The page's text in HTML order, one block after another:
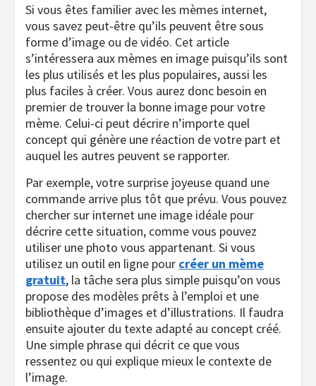
Si vous êtes familier avec les mèmes internet,
vous savez peut-être qu’ils peuvent être sous
forme d’image ou de vidéo. Cet article
s’intéressera aux mèmes en image puisqu’ils sont
les plus utilisés et les plus populaires, aussi les
plus faciles à créer. Vous aurez donc besoin en
premier de trouver la bonne image pour votre
mème. Celui-ci peut décrire n’importe quel
concept qui génère une réaction de votre part et
auquel les autres peuvent se rapporter.
Par exemple, votre surprise joyeuse quand une
commande arrive plus tôt que prévu. Vous pouvez
chercher sur internet une image idéale pour
décrire cette situation, comme vous pouvez
utiliser une photo vous appartenant. Si vous
utilisez un outil en ligne pour créer un mème
gratuit, la tâche sera plus simple puisqu’on vous
propose des modèles prêts à l’emploi et une
bibliothèque d’images et d’illustrations. Il faudra
ensuite ajouter du texte adapté au concept créé.
Une simple phrase qui décrit ce que vous
ressentez ou qui explique mieux le contexte de
l’image.